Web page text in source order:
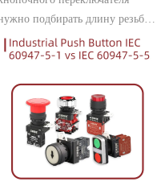
подбирать длину резьбы
с толщиной панели. В этом
руководстве объясняется, как
подходящую модель, чтобы
избежать проблем с установкой
и обеспечить надёжную
установку.